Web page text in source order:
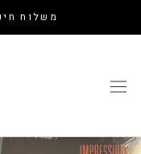
משלוח חינם